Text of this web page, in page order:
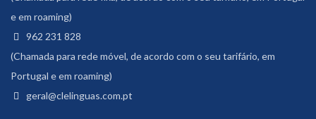
e em roaming)
962 231 828
(Chamada para rede móvel, de acordo com o seu tarifário, em
Portugal e em roaming)
geral@clelinguas.com.pt